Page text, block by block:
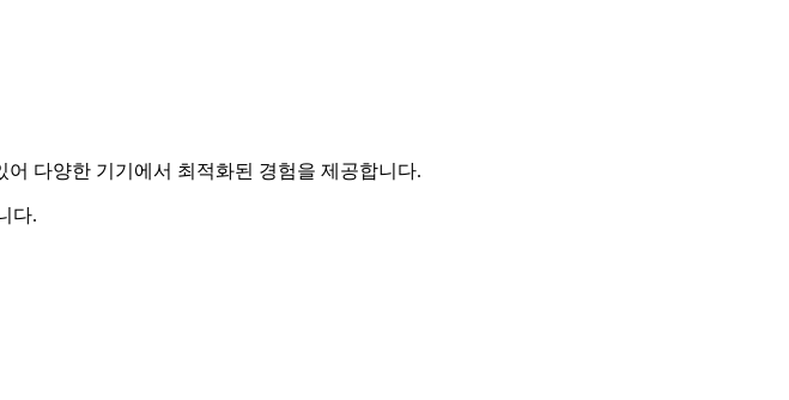
어 다양한 기기에서 최적화된 경험을 제공합니다.
다.